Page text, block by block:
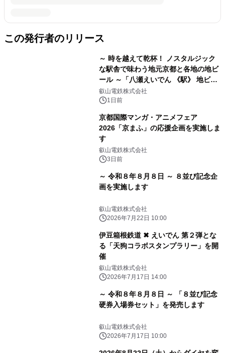
この発行者のリリース
～ 時を越えて乾杯！ ノスタルジック
な駅舎で味わう地元京都と各地の地ビ
ール ～「八瀬えいでん 《駅》 地ビー
ル祭り」を開催します
叡山電鉄株式会社
1日前
京都国際マンガ・アニメフェア
2026「京まふ」の応援企画を実施しま
す
叡山電鉄株式会社
3日前
～ 令和８年８月８日 ～ ８並び記念企
画を実施します
叡山電鉄株式会社
2026年7月22日 10:00
伊豆箱根鉄道 ✖ えいでん 第２弾とな
る「天狗コラボスタンプラリー」を開
催
叡山電鉄株式会社
2026年7月17日 14:00
～ 令和８年８月８日 ～ 「８並び記念
硬券入場券セット」を発売します
叡山電鉄株式会社
2026年7月17日 10:00